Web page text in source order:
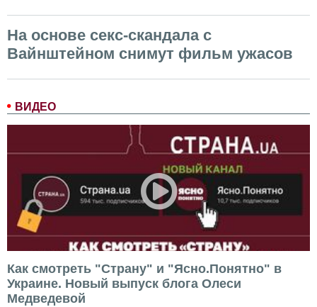
ВИДЕО
Как смотреть "Страну" и "Ясно.Понятно" в
Украине. Новый выпуск блога Олеси
Медведевой
На основе секс-скандала с
Вайнштейном снимут фильм ужасов